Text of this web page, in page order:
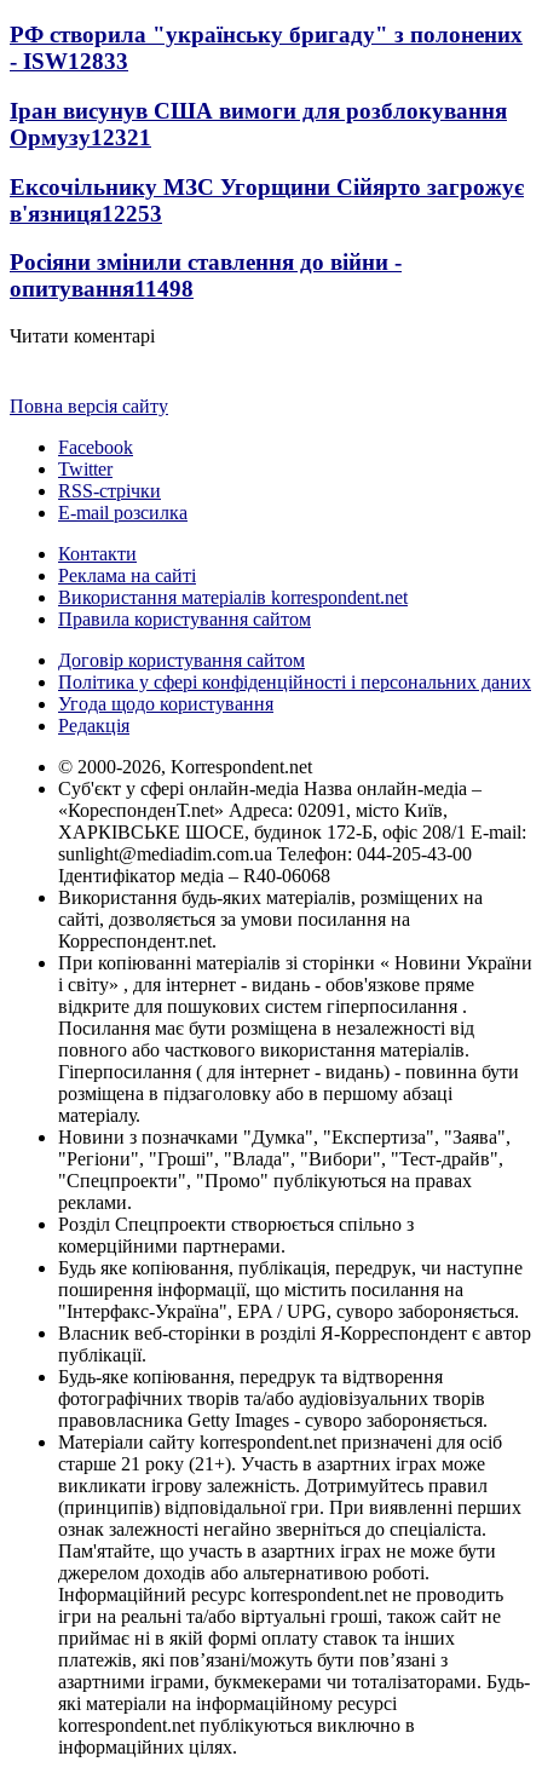
РФ створила "українську бригаду" з полонених
- ISW12833
Іран висунув США вимоги для розблокування
Ормузу12321
Ексочільнику МЗС Угорщини Сійярто загрожує
в'язниця12253
Росіяни змінили ставлення до війни -
опитування11498
Читати коментарі
Повна версія сайту
Facebook
Twitter
RSS-стрічки
E-mail розсилка
Контакти
Реклама на сайті
Використання матеріалів korrespondent.net
Правила користування сайтом
Договір користування сайтом
Політика у сфері конфіденційності і персональних даних
Угода щодо користування
Редакція
© 2000-2026, Korrespondent.net
Суб'єкт у сфері онлайн-медіа Назва онлайн-медіа –
«КореспонденТ.net» Адреса: 02091, місто Київ,
ХАРКІВСЬКЕ ШОСЕ, будинок 172-Б, офіс 208/1 E-mail:
sunlight@mediadim.com.ua Телефон: 044-205-43-00
Ідентифікатор медіа – R40-06068
Використання будь-яких матеріалів, розміщених на
сайті, дозволяється за умови посилання на
Корреспондент.net.
При копіюванні матеріалів зі сторінки « Новини України
і світу» , для інтернет - видань - обов'язкове пряме
відкрите для пошукових систем гіперпосилання .
Посилання має бути розміщена в незалежності від
повного або часткового використання матеріалів.
Гіперпосилання ( для інтернет - видань) - повинна бути
розміщена в підзаголовку або в першому абзаці
матеріалу.
Новини з позначками "Думка", "Експертиза", "Заява",
"Регіони", "Гроші", "Влада", "Вибори", "Тест-драйв",
"Спецпроекти", "Промо" публікуються на правах
реклами.
Розділ Спецпроекти створюється спільно з
комерційними партнерами.
Будь яке копіювання, публікація, передрук, чи наступне
поширення інформації, що містить посилання на
"Інтерфакс-Україна", EPA / UPG, суворо забороняється.
Власник веб-сторінки в розділі Я-Корреспондент є автор
публікації.
Будь-яке копіювання, передрук та відтворення
фотографічних творів та/або аудіовізуальних творів
правовласника Getty Images - суворо забороняється.
Матеріали сайту korrespondent.net призначені для осіб
старше 21 року (21+). Участь в азартних іграх може
викликати ігрову залежність. Дотримуйтесь правил
(принципів) відповідальної гри. При виявленні перших
ознак залежності негайно зверніться до спеціаліста.
Пам'ятайте, що участь в азартних іграх не може бути
джерелом доходів або альтернативою роботі.
Інформаційний ресурс korrespondent.net не проводить
ігри на реальні та/або віртуальні гроші, також сайт не
приймає ні в якій формі оплату ставок та інших
платежів, які пов’язані/можуть бути пов’язані з
азартними іграми, букмекерами чи тоталізаторами. Будь-
які матеріали на інформаційному ресурсі
korrespondent.net публікуються виключно в
інформаційних цілях.